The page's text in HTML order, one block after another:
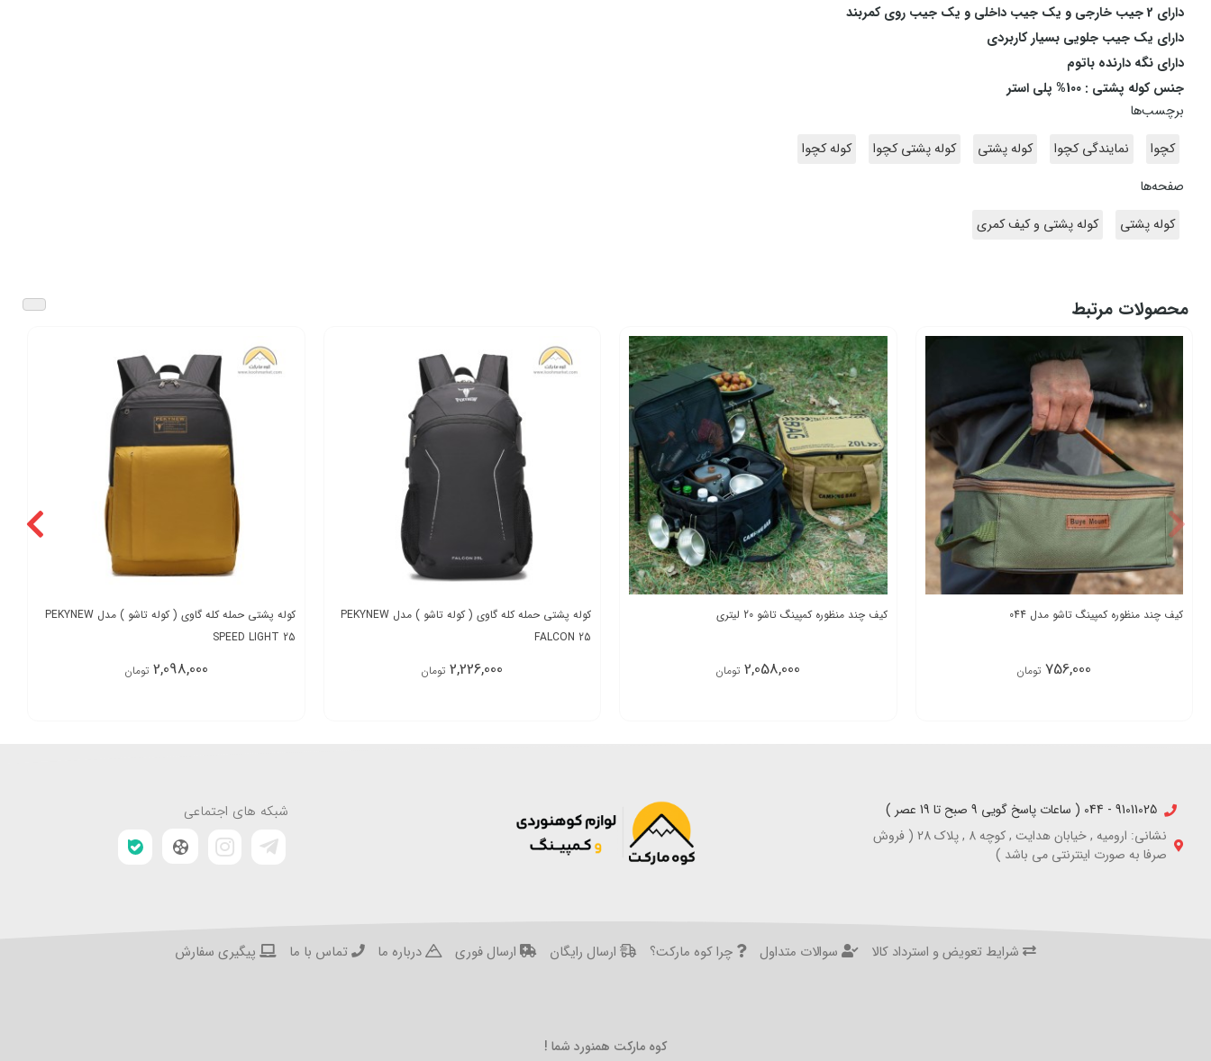
دارای 2 جیب خارجی و یک جیب داخلی و یک جیب روی کمربند
دارای یک جیب جلویی بسیار کاربردی
دارای نگه دارنده باتوم
جنس کوله پشتی : 100% پلی استر
برچسب‌ها
کچوا
نمایندگی کچوا کوله پشتی کوله پشتی کچوا
کوله کچوا
صفحه‌ها
کوله پشتی
کوله پشتی و کیف کمری
محصولات مرتبط
کیف چند منظوره کمپینگ تاشو مدل 044
756,000 تومان
کیف چند منظوره کمپینگ تاشو 20 لیتری
2,058,000 تومان
کوله پشتی حمله کله گاوی ( کوله تاشو ) مدل PEKYNEW
FALCON 25
2,226,000 تومان
کوله پشتی حمله کله گاوی ( کوله تاشو ) مدل PEKYNEW
SPEED LIGHT 25
2,098,000 تومان
91011025 - 044 ( ساعات پاسخ گویی 9 صبح تا 19 عصر )
نشانی: ارومیه , خیابان هدایت , کوچه 8 , پلاک 28 ( فروش
صرفا به صورت اینترنتی می باشد )
شبکه های اجتماعی
شرایط تعویض و استرداد کالا سوالات متداول چرا کوه مارکت؟ ارسال رایگان ارسال فوری درباره ما تماس با ما پیگیری سفارش
کوه مارکت همنورد شما !